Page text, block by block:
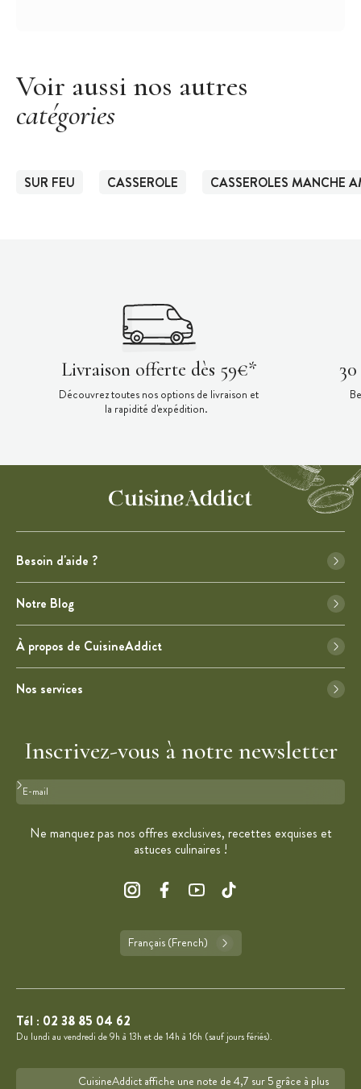
Voir aussi nos autres
catégories
SUR FEU CASSEROLE CASSEROLES MANCHE
Livraison offerte dès 59€*
Découvrez toutes nos options de livraison et
la rapidité d'expédition.
Besoin d'aide ?
Notre Blog
À propos de CuisineAddict
Nos services
Inscrivez-vous à notre newsletter
Format : adresse@email.com
Ne manquez pas nos offres exclusives, recettes exquises et
astuces culinaires !
Français (French)
Tél : 02 38 85 04 62
Du lundi au vendredi de 9h à 13h et de 14h à 16h (sauf jours fériés).
CuisineAddict affiche une note de 4,7 sur 5 grâce à plus